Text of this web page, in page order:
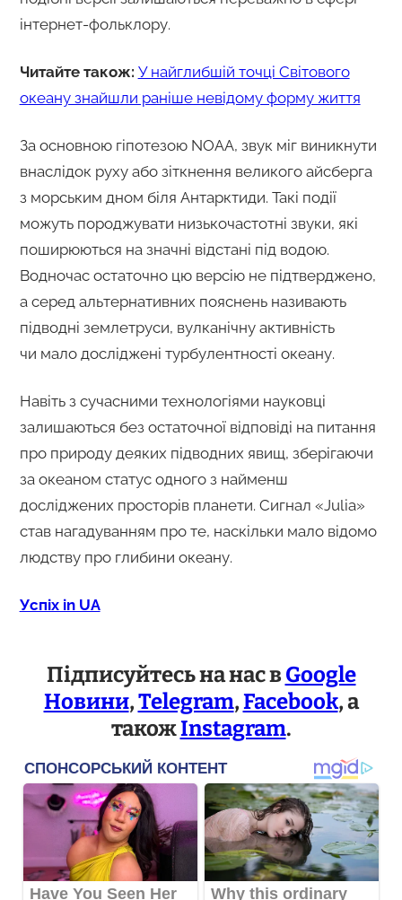
інтернет-фольклору.
Читайте також: У найглибшій точці Світового
океану знайшли раніше невідому форму життя
За основною гіпотезою NOAA, звук міг виникнути
внаслідок руху або зіткнення великого айсберга
з морським дном біля Антарктиди. Такі події
можуть породжувати низькочастотні звуки, які
поширюються на значні відстані під водою.
Водночас остаточно цю версію не підтверджено,
а серед альтернативних пояснень називають
підводні землетруси, вулканічну активність
чи мало досліджені турбулентності океану.
Навіть з сучасними технологіями науковці
залишаються без остаточної відповіді на питання
про природу деяких підводних явищ, зберігаючи
за океаном статус одного з найменш
досліджених просторів планети. Сигнал «Julia»
став нагадуванням про те, наскільки мало відомо
людству про глибини океану.
Успіх in UA
Підписуйтесь на нас вGoogle
Новини,Telegram,Facebook, а
такожInstagram.